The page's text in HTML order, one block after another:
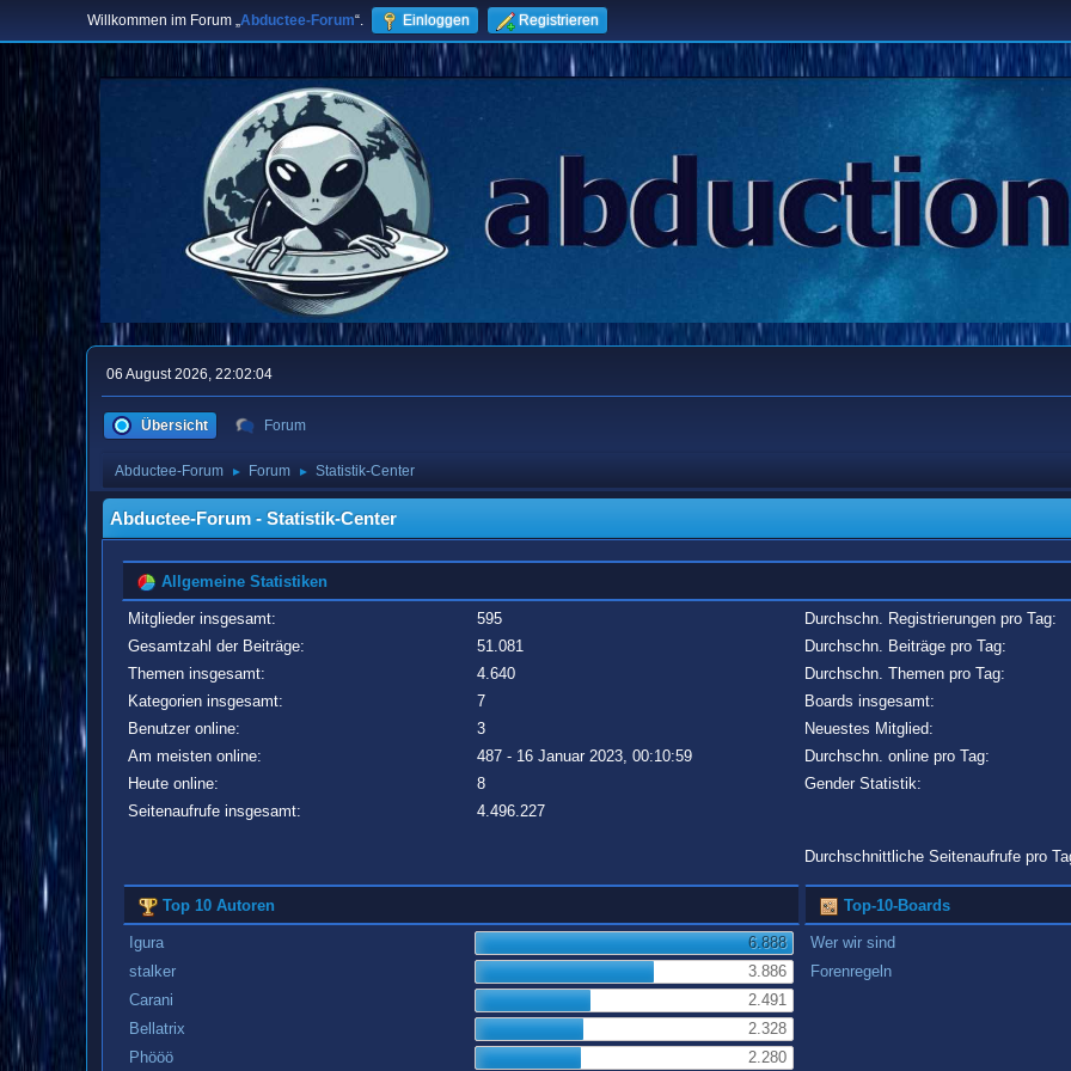
Willkommen im Forum „Abductee-Forum“. Einloggen Registrieren
06 August 2026, 22:02:04
Übersicht Forum
Abductee-Forum ► Forum ► Statistik-Center
Abductee-Forum - Statistik-Center
Allgemeine Statistiken
Mitglieder insgesamt:
595
Gesamtzahl der Beiträge:
51.081
Themen insgesamt:
4.640
Kategorien insgesamt:
7
Benutzer online:
3
Am meisten online:
487 - 16 Januar 2023, 00:10:59
Heute online:
8
Seitenaufrufe insgesamt:
4.496.227
Durchschn. Registrierungen pro Tag:
Durchschn. Beiträge pro Tag:
Durchschn. Themen pro Tag:
Boards insgesamt:
Neuestes Mitglied:
Durchschn. online pro Tag:
Gender Statistik:
Durchschnittliche Seitenaufrufe pro
Top 10 Autoren
Igura
6.888
stalker
3.886
Carani
2.491
Bellatrix
2.328
Phööö
2.280
Top-10-Boards
Wer wir sind
Forenregeln